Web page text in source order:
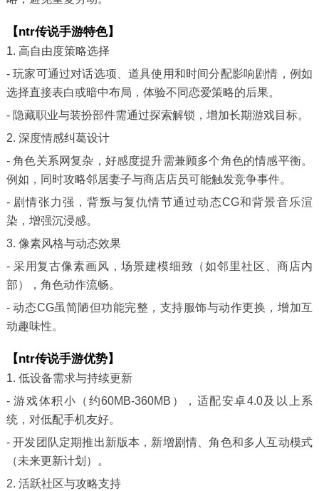
【ntr传说手游特色】
1. 高自由度策略选择
- 玩家可通过对话选项、道具使用和时间分配影响剧情，例如
选择直接表白或暗中布局，体验不同恋爱策略的后果。
- 隐藏职业与装扮部件需通过探索解锁，增加长期游戏目标。
2. 深度情感纠葛设计
- 角色关系网复杂，好感度提升需兼顾多个角色的情感平衡。
例如，同时攻略邻居妻子与商店店员可能触发竞争事件。
- 剧情张力强，背叛与复仇情节通过动态CG和背景音乐渲
染，增强沉浸感。
3. 像素风格与动态效果
- 采用复古像素画风，场景建模细致（如邻里社区、商店内
部），角色动作流畅。
- 动态CG虽简陋但功能完整，支持服饰与动作更换，增加互
动趣味性。
【ntr传说手游优势】
1. 低设备需求与持续更新
- 游戏体积小（约60MB-360MB），适配安卓4.0及以上系
统，对低配手机友好。
- 开发团队定期推出新版本，新增剧情、角色和多人互动模式
（未来更新计划）。
2. 活跃社区与攻略支持